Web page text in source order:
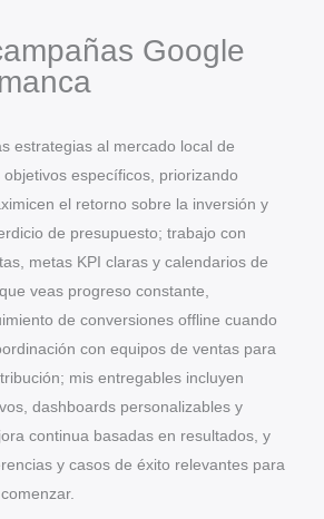
Google
estrategias al mercado local de
específicos, priorizando
el retorno sobre la inversión y
de presupuesto; trabajo con
metas KPI claras y calendarios de
veas progreso constante,
de conversiones offline cuando
con equipos de ventas para
mis entregables incluyen
dashboards personalizables y
continua basadas en resultados, y
y casos de éxito relevantes para